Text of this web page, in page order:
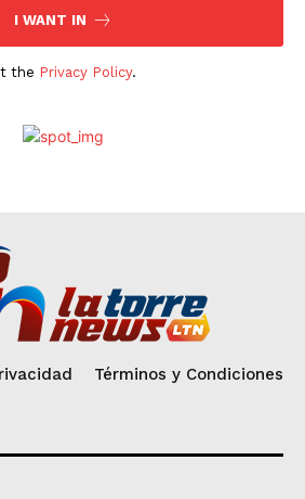
I WANT IN
the Privacy Policy.
Términos y Condiciones